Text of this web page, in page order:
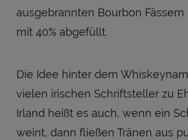
ausgebrannten Bourbon
mit 40% abgefüllt.
Die Idee hinter dem
vielen irischen Schriftsteller zu
Irland heißt es auch, wenn ein
weint, dann fließen Tränen aus